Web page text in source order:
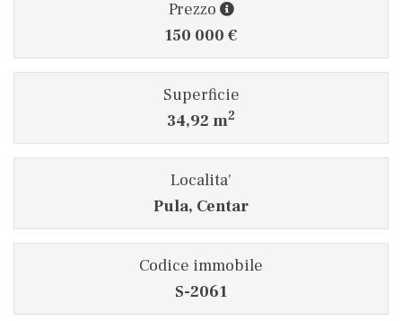
Prezzo
150 000 €
Superficie
34,92 m2
Localita'
Pula, Centar
Codice immobile
S-2061